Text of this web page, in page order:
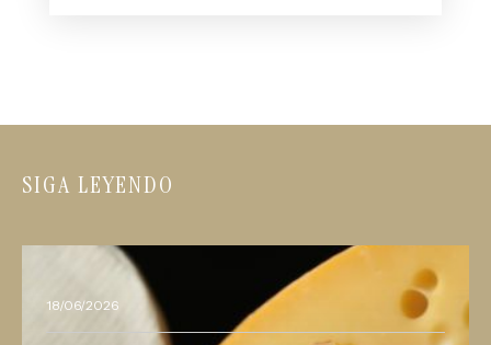
SIGA LEYENDO
18/06/2026